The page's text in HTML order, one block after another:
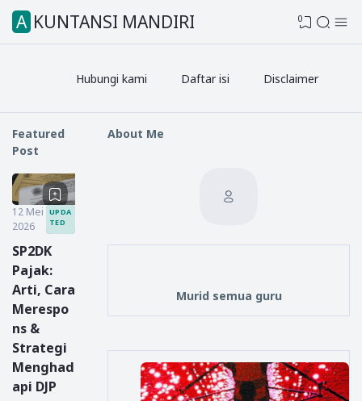
AKUNTANSI MANDIRI 0
Hubungi kami Daftar isi Disclaimer
Featured
Post
UPDA
TED
12 Mei
2026
SP2DK
Pajak:
Arti, Cara
Merespo
ns &
Strategi
Menghad
api DJP
About Me
Murid semua guru